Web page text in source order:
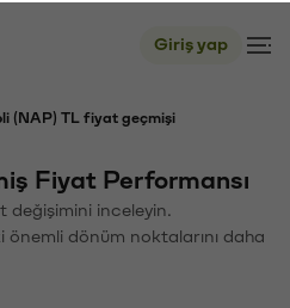
Giriş yap
(NAP) TL fiyat geçmişi
Fiyat Performansı
değişimini inceleyin.
önemli dönüm noktalarını daha